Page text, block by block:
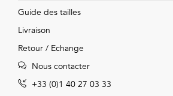
Voyages
Vintage
Guide des tailles
Livraison
Retour / Echange
Nous contacter
+33 (0)1 40 27 03 33